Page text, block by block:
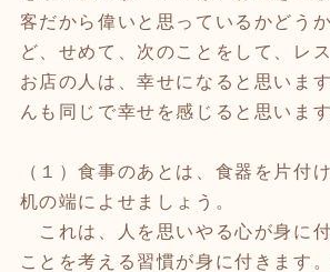
客だから偉いと思っているかどう
ど、せめて、次のことをして、レ
お店の人は、幸せになると思いま
んも同じで幸せを感じると思います
（１）食事のあとは、食器を片付
机の端によせましょう。
これは、人を思いやる心が身に
ことを考える習慣が身に付きます